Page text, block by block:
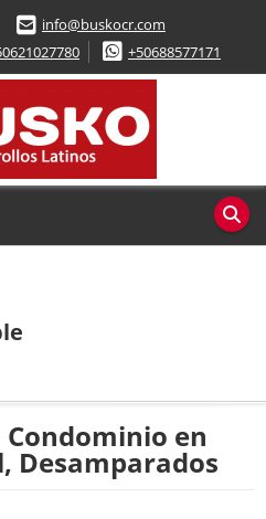
info@buskocr.com
+50688577171
en
Desamparados